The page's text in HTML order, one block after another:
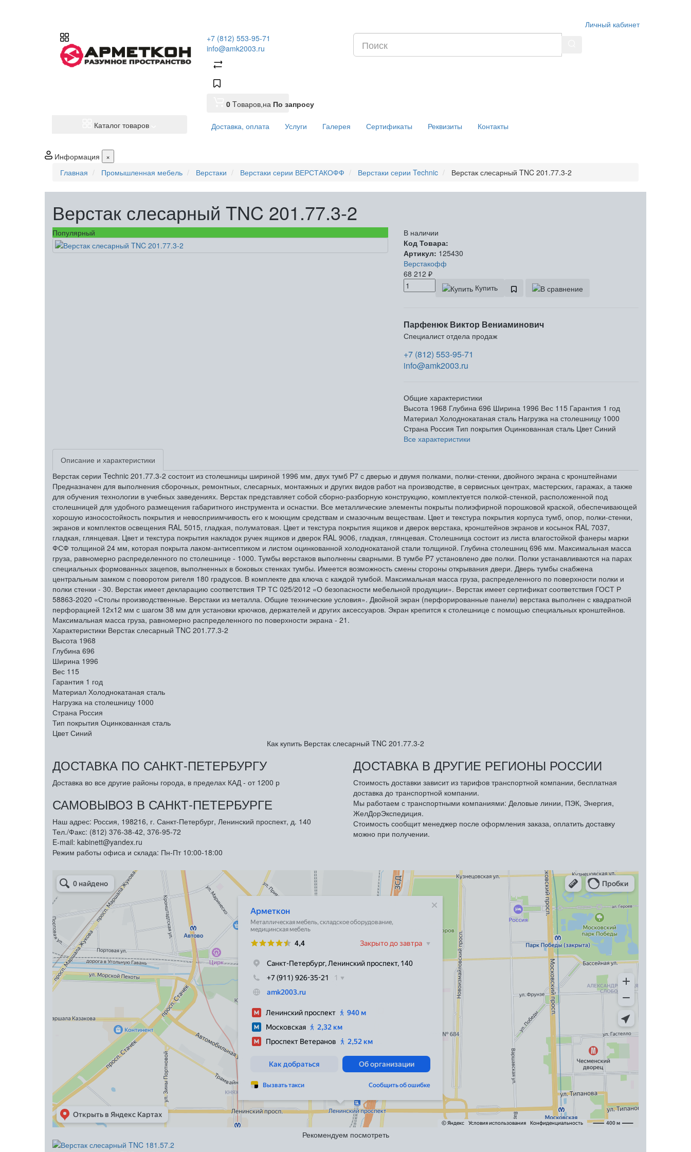
Личный кабинет
+7 (812) 553-95-71
info@amk2003.ru
0 Tоваров,на По запросу
Каталог товаров Доставка, оплата Услуги Галерея Сертификаты Реквизиты Контакты
Информация
×
Главная
Промышленная мебель Верстаки Верстаки серии ВЕРСТАКОФФ Верстаки серии Technic Верстак слесарный TNC 201.77.3-2
Верстак слесарный TNC 201.77.3-2
Популярный
В наличии
Код Товара:
Артикул: 125430
Верстакофф
68 212 ₽
Купить
Парфенюк Виктор Вениаминович
Специалист отдела продаж
+7 (812) 553-95-71
info@amk2003.ru
Общие характеристики
Высота 1968 Глубина 696 Ширина 1996 Вес 115 Гарантия 1 год
Материал Холоднокатаная сталь Нагрузка на столешницу 1000
Страна Россия Тип покрытия Оцинкованная сталь Цвет Синий
Все характеристики
Описание и характеристики
Верстак серии Technic 201.77.3-2 состоит из столешницы шириной 1996 мм, двух тумб P7 с дверью и двумя полками, полки-стенки, двойного экрана с кронштейнами
Предназначен для выполнения сборочных, ремонтных, слесарных, монтажных и других видов работ на производстве, в сервисных центрах, мастерских, гаражах, а также
для обучения технологии в учебных заведениях. Верстак представляет собой сборно-разборную конструкцию, комплектуется полкой-стенкой, расположенной под
столешницей для удобного размещения габаритного инструмента и оснастки. Все металлические элементы покрыты полиэфирной порошковой краской, обеспечивающей
хорошую износостойкость покрытия и невосприимчивость его к моющим средствам и смазочным веществам. Цвет и текстура покрытия корпуса тумб, опор, полки-стенки,
экранов и комплектов освещения RAL 5015, гладкая, полуматовая. Цвет и текстура покрытия ящиков и дверок верстака, кронштейнов экранов и косынок RAL 7037,
гладкая, глянцевая. Цвет и текстура покрытия накладок ручек ящиков и дверок RAL 9006, гладкая, глянцевая. Столешница состоит из листа влагостойкой фанеры марки
ФСФ толщиной 24 мм, которая покрыта лаком-антисептиком и листом оцинкованной холоднокатаной стали толщиной. Глубина столешниц 696 мм. Максимальная масса
груза, равномерно распределенного по столешнице - 1000. Тумбы верстаков выполнены сварными. В тумбе P7 установлено две полки. Полки устанавливаются на парах
специальных формованных зацепов, выполненных в боковых стенках тумбы. Имеется возможность смены стороны открывания двери. Дверь тумбы снабжена
центральным замком с поворотом ригеля 180 градусов. В комплекте два ключа с каждой тумбой. Максимальная масса груза, распределенного по поверхности полки и
полки стенки - 30. Верстак имеет декларацию соответствия ТР ТС 025/2012 «О безопасности мебельной продукции». Верстак имеет сертификат соответствия ГОСТ Р
58863-2020 «Столы производственные. Верстаки из металла. Общие технические условия». Двойной экран (перфорированные панели) верстака выполнен с квадратной
перфорацией 12х12 мм с шагом 38 мм для установки крючков, держателей и других аксессуаров. Экран крепится к столешнице с помощью специальных кронштейнов.
Максимальная масса груза, равномерно распределенного по поверхности экрана - 21.
Характеристики Верстак слесарный TNC 201.77.3-2
Высота 1968
Глубина 696
Ширина 1996
Вес 115
Гарантия 1 год
Материал Холоднокатаная сталь
Нагрузка на столешницу 1000
Страна Россия
Тип покрытия Оцинкованная сталь
Цвет Синий
Как купить Верстак слесарный TNC 201.77.3-2
ДОСТАВКА ПО САНКТ-ПЕТЕРБУРГУ
Доставка во все другие районы города, в пределах КАД - от 1200 р
САМОВЫВОЗ В САНКТ-ПЕТЕРБУРГЕ
Наш адрес: Россия, 198216, г. Санкт-Петербург, Ленинский проспект, д. 140
Тел./Факс: (812) 376-38-42, 376-95-72
E-mail: kabinett@yandex.ru
Режим работы офиса и склада: Пн-Пт 10:00-18:00
ДОСТАВКА В ДРУГИЕ РЕГИОНЫ РОССИИ
Стоимость доставки зависит из тарифов транспортной компании, бесплатная
доставка до транспортной компании.
Мы работаем с транспортными компаниями: Деловые линии, ПЭК, Энергия,
ЖелДорЭкспедиция.
Стоимость сообщит менеджер после оформления заказа, оплатить доставку
можно при получении.
Металлическая мебель в Санкт‑Петербурге
Торговое оборудование в Санкт‑Петербурге
Рекомендуем посмотреть